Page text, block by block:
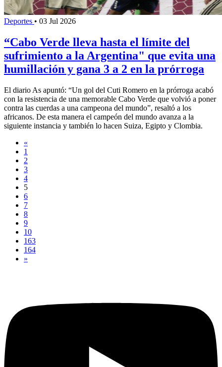
Deportes • 03 Jul 2026
“Cabo Verde lleva hasta el límite del
sufrimiento a la Argentina" que evita una
humillación y gana 3 a 2 en la prórroga
El diario As apuntó: “Un gol del Cuti Romero en la prórroga acabó
con la resistencia de una memorable Cabo Verde que volvió a poner
contra las cuerdas a una campeona del mundo”, resaltó a los
africanos. De esta manera el campeón del mundo avanza a la
siguiente instancia y también lo hacen Suiza, Egipto y Clombia.
«
1
2
3
4
5
6
7
8
9
10
163
164
»